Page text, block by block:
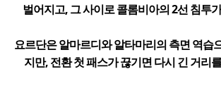
벌어지고, 그 사이로 콜롬비아의 2선 침투
요르단은 알마르디와 알타마리의 측면 역습
지만, 전환 첫 패스가 끊기면 다시 긴 거리